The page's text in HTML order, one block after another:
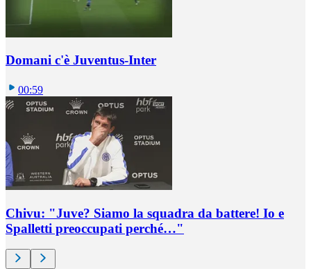
Domani c'è Juventus-Inter
00:59
Chivu: "Juve? Siamo la squadra da battere! Io e
Spalletti preoccupati perché…"